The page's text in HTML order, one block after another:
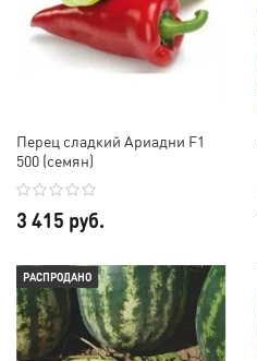
Перец сладкий Ариадни F1
500 (семян)
3 415 руб.
РАСПРОДАНО